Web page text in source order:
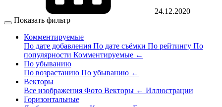
24.12.2020
Показать фильтр
Комментируемые
По дате добавления По дате съёмки По рейтингу По
популярности Комментируемые ←
По убыванию
По возрастанию По убыванию ←
Векторы
Все изображения Фото Векторы ← Иллюстрации
Горизонтальные